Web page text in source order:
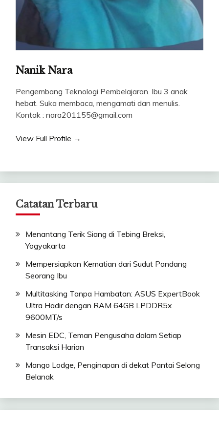
Nanik Nara
Pengembang Teknologi Pembelajaran. Ibu 3 anak
hebat. Suka membaca, mengamati dan menulis.
Kontak : nara201155@gmail.com
View Full Profile →
Catatan Terbaru
Menantang Terik Siang di Tebing Breksi,
Yogyakarta
Mempersiapkan Kematian dari Sudut Pandang
Seorang Ibu
Multitasking Tanpa Hambatan: ASUS ExpertBook
Ultra Hadir dengan RAM 64GB LPDDR5x
9600MT/s
Mesin EDC, Teman Pengusaha dalam Setiap
Transaksi Harian
Mango Lodge, Penginapan di dekat Pantai Selong
Belanak